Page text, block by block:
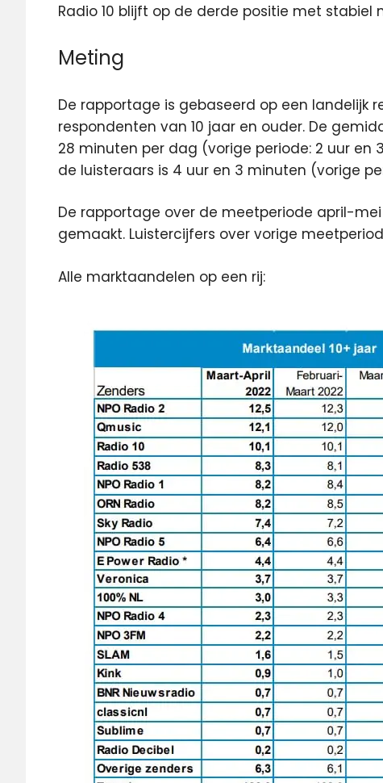
Radio 10 blijft op de derde positie met stabiel
Meting
De rapportage is gebaseerd op een landelijk
respondenten van 10 jaar en ouder. De
28 minuten per dag (vorige periode: 2 uur en
de luisteraars is 4 uur en 3 minuten (vorige
De rapportage over de meetperiode april-
gemaakt. Luistercijfers over vorige
Alle marktaandelen op een rij: